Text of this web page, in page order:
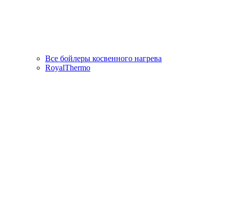
Все бойлеры косвенного нагрева
RoyalThermo